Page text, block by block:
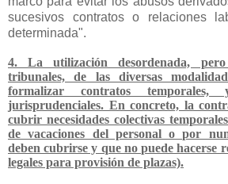
sucesivos contratos o relaciones
determinada".
4. La utilización desordenada,
tribunales, de las diversas
formalizar contratos temporales,
jurisprudenciales. En concreto, la
cubrir necesidades colectivas
de vacaciones del personal o por
deben cubrirse y que no puede hacerse
legales para provisión de plazas).